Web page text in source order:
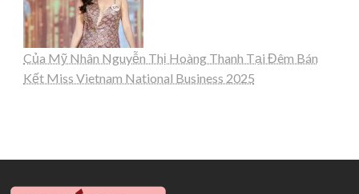
Của Mỹ Nhân Nguyễn Thị Hoàng Thanh Tại Đêm Bán
Kết Miss Vietnam National Business 2025